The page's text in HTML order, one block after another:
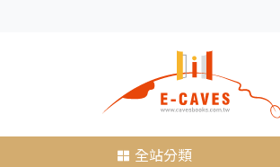
全站分類